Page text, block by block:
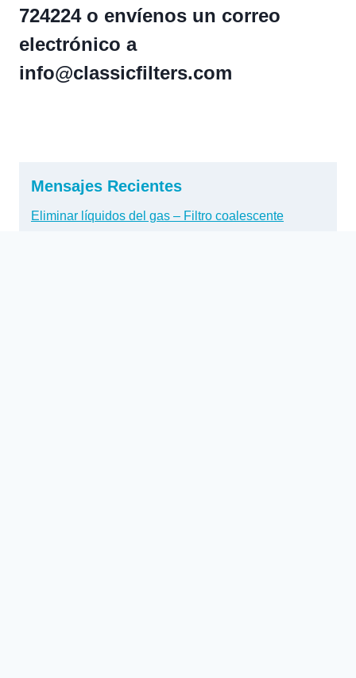
724224 o envíenos un correo
electrónico a
info@classicfilters.com
Mensajes Recientes
Eliminar líquidos del gas – Filtro coalescente